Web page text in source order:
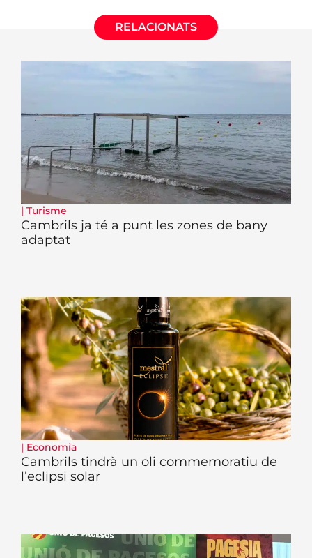
RELACIONATS
| Turisme
Cambrils ja té a punt les zones de bany
adaptat
| Economia
Cambrils tindrà un oli commemoratiu de
l’eclipsi solar